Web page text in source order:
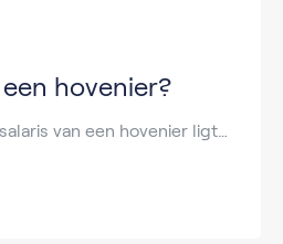
hovenier?